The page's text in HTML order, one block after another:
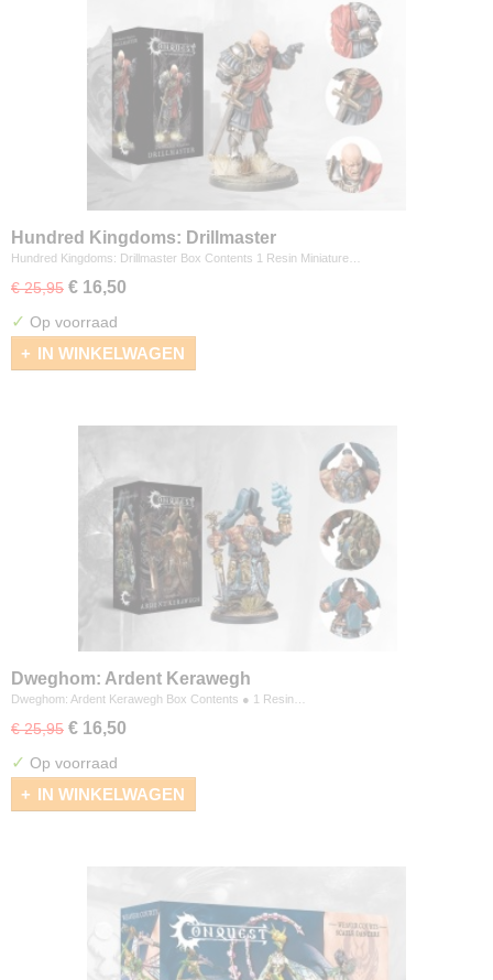
Hundred Kingdoms: Drillmaster
Hundred Kingdoms: Drillmaster Box Contents 1 Resin Miniature…
€ 25,95 € 16,50
✓ Op voorraad
IN WINKELWAGEN
Dweghom: Ardent Kerawegh
Dweghom: Ardent Kerawegh Box Contents ● 1 Resin…
€ 25,95 € 16,50
✓ Op voorraad
IN WINKELWAGEN